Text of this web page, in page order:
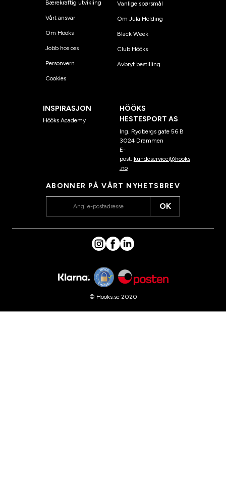
Bærekraftig utvikling
Vårt ansvar
Om Hööks
Jobb hos oss
Personvern
Cookies
Vanlige spørsmål
Om Jula Holding
Black Week
Club Hööks
Avbryt bestilling
INSPIRASJON
Hööks Academy
HÖÖKS
HESTESPORT AS
Ing. Rydbergs gate 56 B
3024 Drammen
E-
post: kundeservice@hooks
.no
ABONNER PÅ VÅRT NYHETSBREV
OK
© Hööks.se 2020